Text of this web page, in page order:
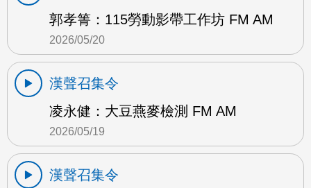
郭孝箐：115勞動影帶工作坊 FM AM
2026/05/20
漢聲召集令
凌永健：大豆燕麥檢測 FM AM
2026/05/19
漢聲召集令